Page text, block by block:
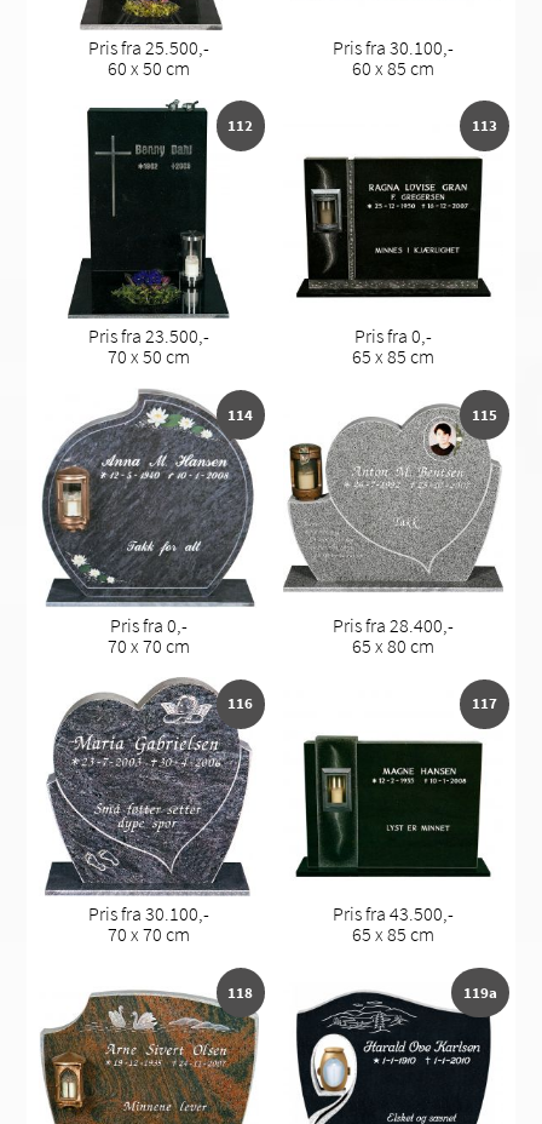
Pris fra 25.500,-
60 x 50 cm
Pris fra 30.100,-
60 x 85 cm
112
Pris fra 23.500,-
70 x 50 cm
113
Pris fra 0,-
65 x 85 cm
114
Pris fra 0,-
70 x 70 cm
115
Pris fra 28.400,-
65 x 80 cm
116
Pris fra 30.100,-
70 x 70 cm
117
Pris fra 43.500,-
65 x 85 cm
118 119a